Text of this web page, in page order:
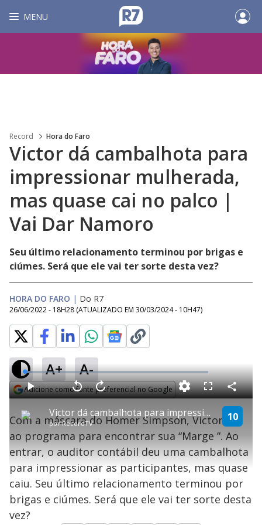
MENU
Record Hora do Faro
Victor dá cambalhota para
impressionar mulherada,
mas quase cai no palco |
Vai Dar Namoro
Seu último relacionamento terminou por brigas e
ciúmes. Será que ele vai ter sorte desta vez?
HORA DO FARO | Do R7
26/06/2022 - 18H28 (ATUALIZADO EM 30/03/2024 - 10H47)
A+ A-
Adicione como fonte preferencial no Google
P
l
a
Victor dá cambalhota para impressionar mulherada, mas quase cai no palco | Vai Dar Namoro
porRecordTV
10
P V
t
a
r
0
e
g
n
d
s
A
n
ç
a
1
s
e
u
n
o
s
L
o
a
d
e
3
.
8
7
%
F
l
s
c
e
n
C
o
m
p
a
i
l
a
Com a máscara do Homer Simpson, Victor, foi
ao programa para encontrar sua “Marge ”. Ao
entrar, o auditor contábil deu uma cambalhota
para impressionar as participantes, mas quase
caiu. Seu último relacionamento terminou por
brigas e ciúmes. Será que ele vai ter sorte desta
vez?